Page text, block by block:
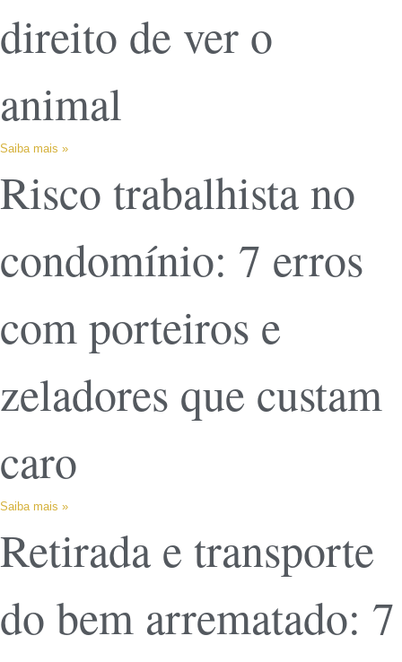
direito de ver o
animal
Saiba mais »
Risco trabalhista no
condomínio: 7 erros
com porteiros e
zeladores que custam
caro
Saiba mais »
Retirada e transporte
do bem arrematado: 7